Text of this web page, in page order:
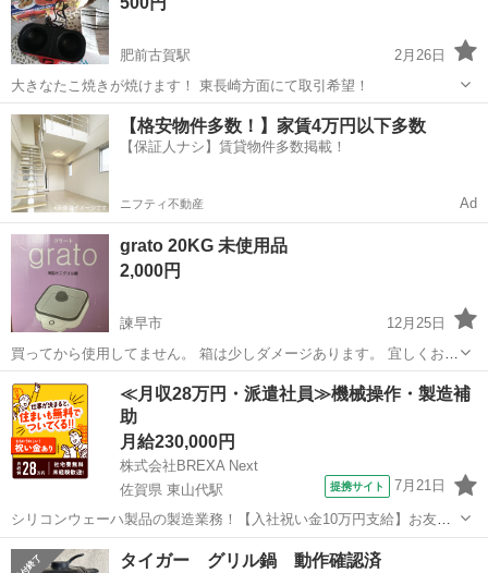
肥前古賀駅
2月26日
大きなたこ焼きが焼けます！ 東長崎方面にて取引希望！
長崎 長崎市 肥前古賀駅 キッチン家電 たこ焼き
【格安物件多数！】家賃4万円以下多数
【保証人ナシ】賃貸物件多数掲載！
ニフティ不動産 Ad
grato 20KG 未使用品
2,000円
諫早市
12月25日
買ってから使用してません。 箱は少しダメージあります。 宜しくお願
いします。 商品の詳細 特徴 ノンスティックコーティング 色 White 材
質 アルミニウム ブランド Maruyama 商品の寸法 25D x 22.5W...
長崎 諫早市 キッチン家電 White
≪月収28万円・派遣社員≫機械操作・製造補
助
月給230,000円
株式会社BREXA Next
佐賀県 東山代駅
提携サイト 7月21日
シリコンウェーハ製品の製造業務！【入社祝い金10万円支給】お友達
やカップルとの応募OK◎年間休日129日＆休出なしでプライベート充
実♪業務はクリーンルームで快適作業◎自社正社員登用制度あり★1食
佐賀 伊万里市 東山代駅 その他
タイガー グリル鍋 動作確認済